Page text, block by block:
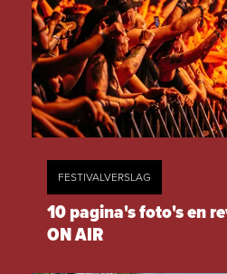
FESTIVALVERSLAG
10 pagina's foto's en
ON AIR